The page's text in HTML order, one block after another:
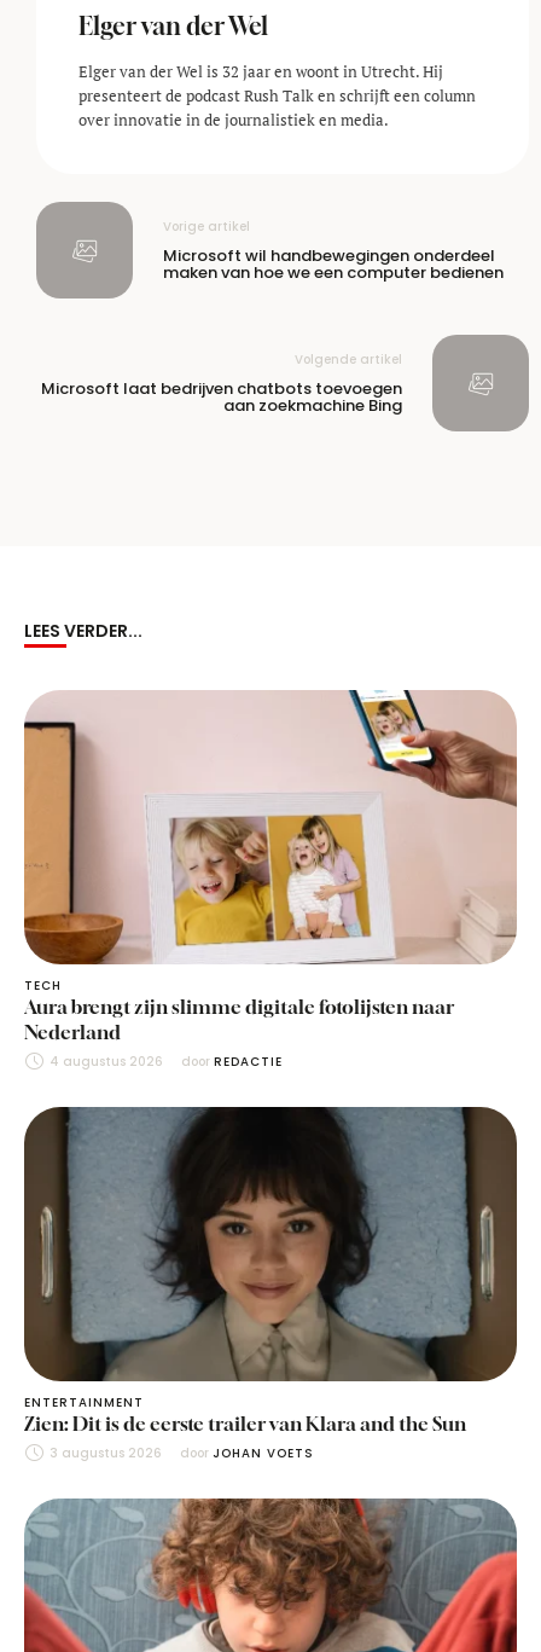
Elger van der Wel
Elger van der Wel is 32 jaar en woont in Utrecht. Hij
presenteert de podcast Rush Talk en schrijft een column
over innovatie in de journalistiek en media.
Vorige artikel
Microsoft wil handbewegingen onderdeel
maken van hoe we een computer bedienen
Volgende artikel
Microsoft laat bedrijven chatbots toevoegen
aan zoekmachine Bing
LEES VERDER...
TECH
Aura brengt zijn slimme digitale fotolijsten naar
Nederland
4 augustus 2026 door REDACTIE
ENTERTAINMENT
Zien: Dit is de eerste trailer van Klara and the Sun
3 augustus 2026 door JOHAN VOETS